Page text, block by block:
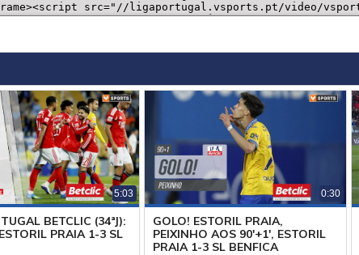
5:03
BETCLIC (34ªJ):
PRAIA 1-3 SL
0:30
GOLO! ESTORIL PRAIA,
PEIXINHO AOS 90'+1', ESTORIL
PRAIA 1-3 SL BENFICA